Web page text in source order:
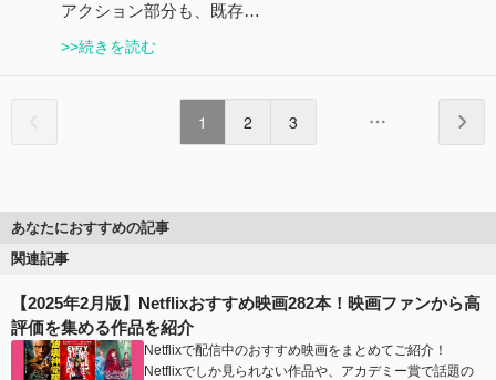
アクション部分も、既存…
>>続きを読む
1 2 3
あなたにおすすめの記事
関連記事
【2025年2月版】Netflixおすすめ映画282本！映画ファンから高
評価を集める作品を紹介
Netflixで配信中のおすすめ映画をまとめてご紹介！
Netflixでしか見られない作品や、アカデミー賞で話題の